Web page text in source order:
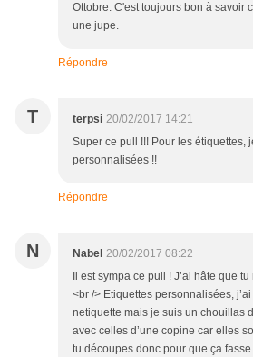
Ottobre. C'est toujours bon à savoir
une jupe.
Répondre
T terpsi 20/02/2017 14:21
Super ce pull !!! Pour les étiquettes,
personnalisées !!
Répondre
N Nabel 20/02/2017 08:22
Il est sympa ce pull ! J’ai hâte que
<br /> Etiquettes personnalisées,
netiquette mais je suis un chouillas
avec celles d’une copine car elles
tu découpes donc pour que ça